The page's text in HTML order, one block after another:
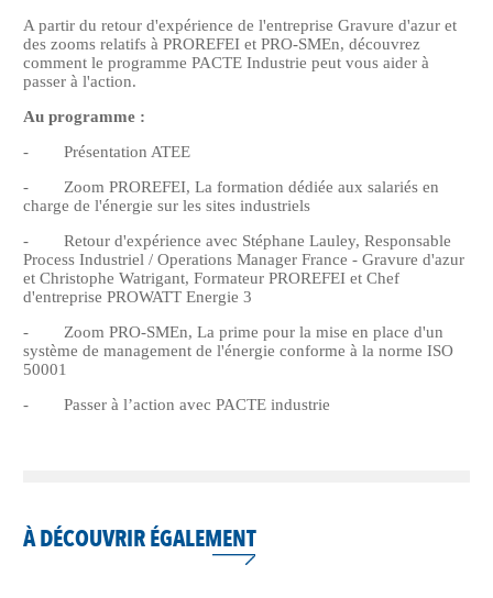
A partir du retour d'expérience de l'entreprise Gravure d'azur et
des zooms relatifs à PROREFEI et PRO-SMEn, découvrez
comment le programme PACTE Industrie peut vous aider à
passer à l'action.
Au programme :
- Présentation ATEE
- Zoom PROREFEI, La formation dédiée aux salariés en
charge de l'énergie sur les sites industriels
- Retour d'expérience avec Stéphane Lauley,Responsable
Process Industriel / Operations Manager France - Gravure d'azur
et Christophe Watrigant, Formateur PROREFEI et Chef
d'entreprise PROWATT Energie 3
- Zoom PRO-SMEn, La prime pour la mise en place d'un
système de management de l'énergie conforme à la norme ISO
50001
- Passer à l’action avec PACTE industrie
À DÉCOUVRIR ÉGALEMENT